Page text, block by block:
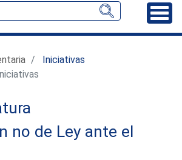
Iniciativas
no de Ley ante el